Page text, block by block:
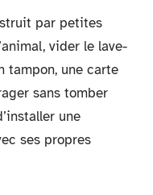
par petites
vider le lave-
tampon, une carte
sans tomber
une
ses propres